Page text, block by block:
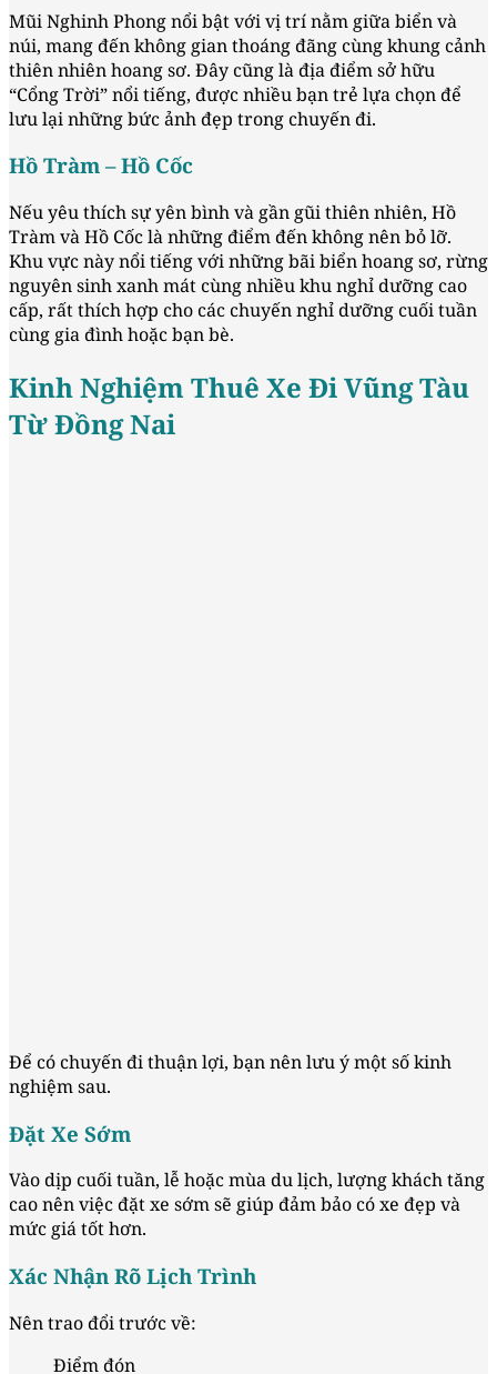
Mũi Nghinh Phong nổi bật với vị trí nằm giữa biển và
núi, mang đến không gian thoáng đãng cùng khung cảnh
thiên nhiên hoang sơ. Đây cũng là địa điểm sở hữu
“Cổng Trời” nổi tiếng, được nhiều bạn trẻ lựa chọn để
lưu lại những bức ảnh đẹp trong chuyến đi.
Hồ Tràm – Hồ Cốc
Nếu yêu thích sự yên bình và gần gũi thiên nhiên, Hồ
Tràm và Hồ Cốc là những điểm đến không nên bỏ lỡ.
Khu vực này nổi tiếng với những bãi biển hoang sơ, rừng
nguyên sinh xanh mát cùng nhiều khu nghỉ dưỡng cao
cấp, rất thích hợp cho các chuyến nghỉ dưỡng cuối tuần
cùng gia đình hoặc bạn bè.
Kinh Nghiệm Thuê Xe Đi Vũng Tàu
Từ Đồng Nai
Để có chuyến đi thuận lợi, bạn nên lưu ý một số kinh
nghiệm sau.
Đặt Xe Sớm
Vào dịp cuối tuần, lễ hoặc mùa du lịch, lượng khách tăng
cao nên việc đặt xe sớm sẽ giúp đảm bảo có xe đẹp và
mức giá tốt hơn.
Xác Nhận Rõ Lịch Trình
Nên trao đổi trước về:
Điểm đón